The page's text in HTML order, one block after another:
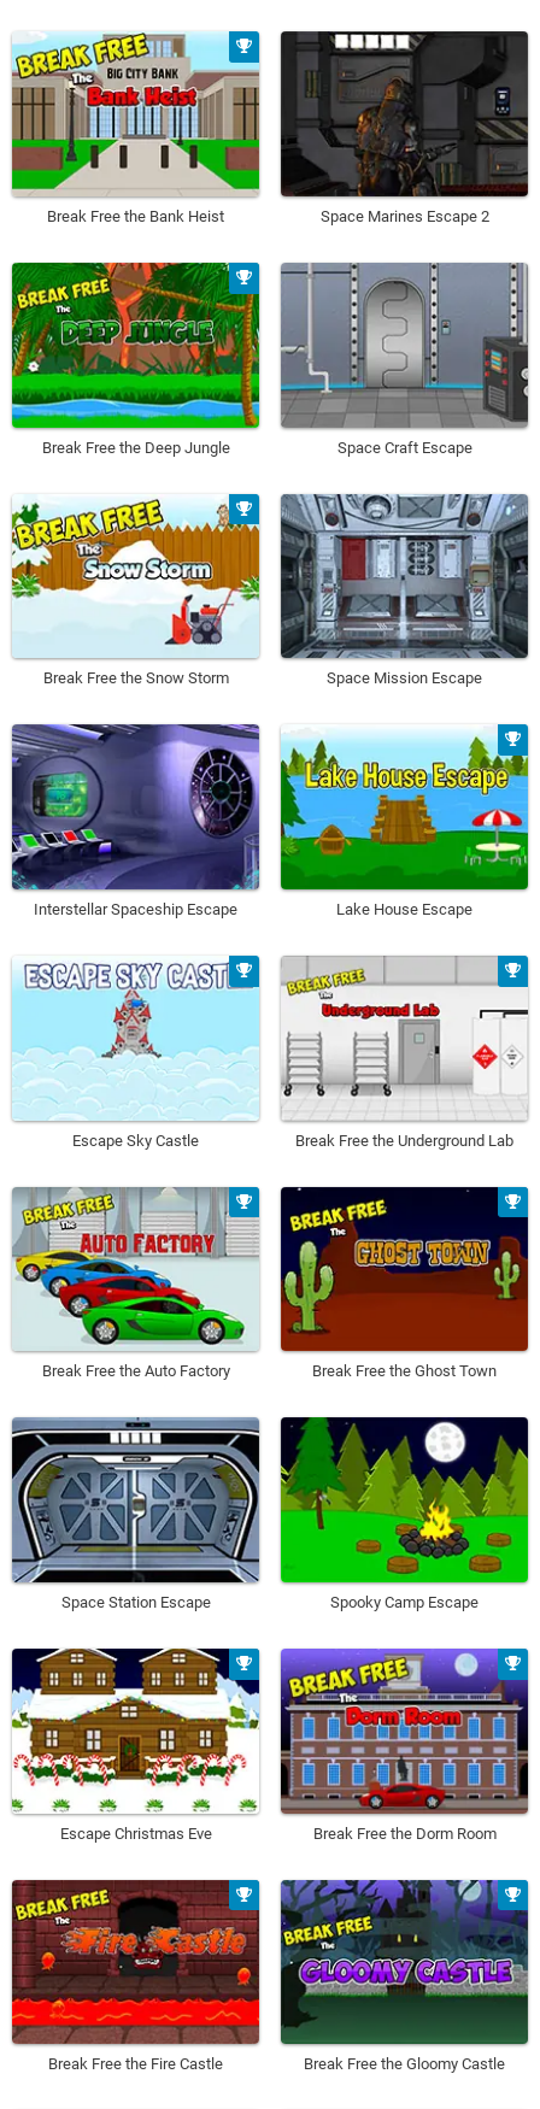
Break Free the Bank Heist Space Marines Escape 2
Break Free the Deep Jungle Space Craft Escape
Break Free the Snow Storm Space Mission Escape
Interstellar Spaceship Escape Lake House Escape
Escape Sky Castle Break Free the Underground Lab
Break Free the Auto Factory Break Free the Ghost Town
Space Station Escape Spooky Camp Escape
Escape Christmas Eve Break Free the Dorm Room
Break Free the Fire Castle Break Free the Gloomy Castle